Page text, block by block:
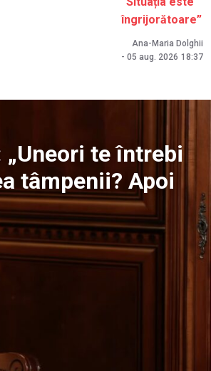
îngrijorătoare”
Ana-Maria Dolghii
- 05 aug. 2026 18:37
te întrebi
tâmpenii? Apoi